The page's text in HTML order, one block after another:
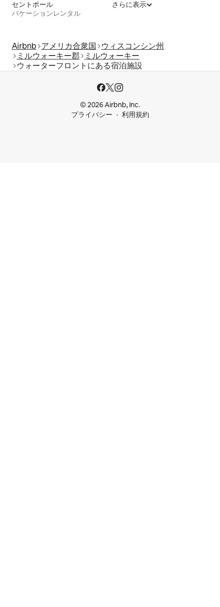
セントポール
バケーションレンタル
さらに表示
Airbnb アメリカ合衆国
ウィスコンシン州
ミルウォーキー郡
ミルウォーキー
ウォーターフロントにある宿泊施設
© 2026 Airbnb, Inc.
プライバシー
利用規約